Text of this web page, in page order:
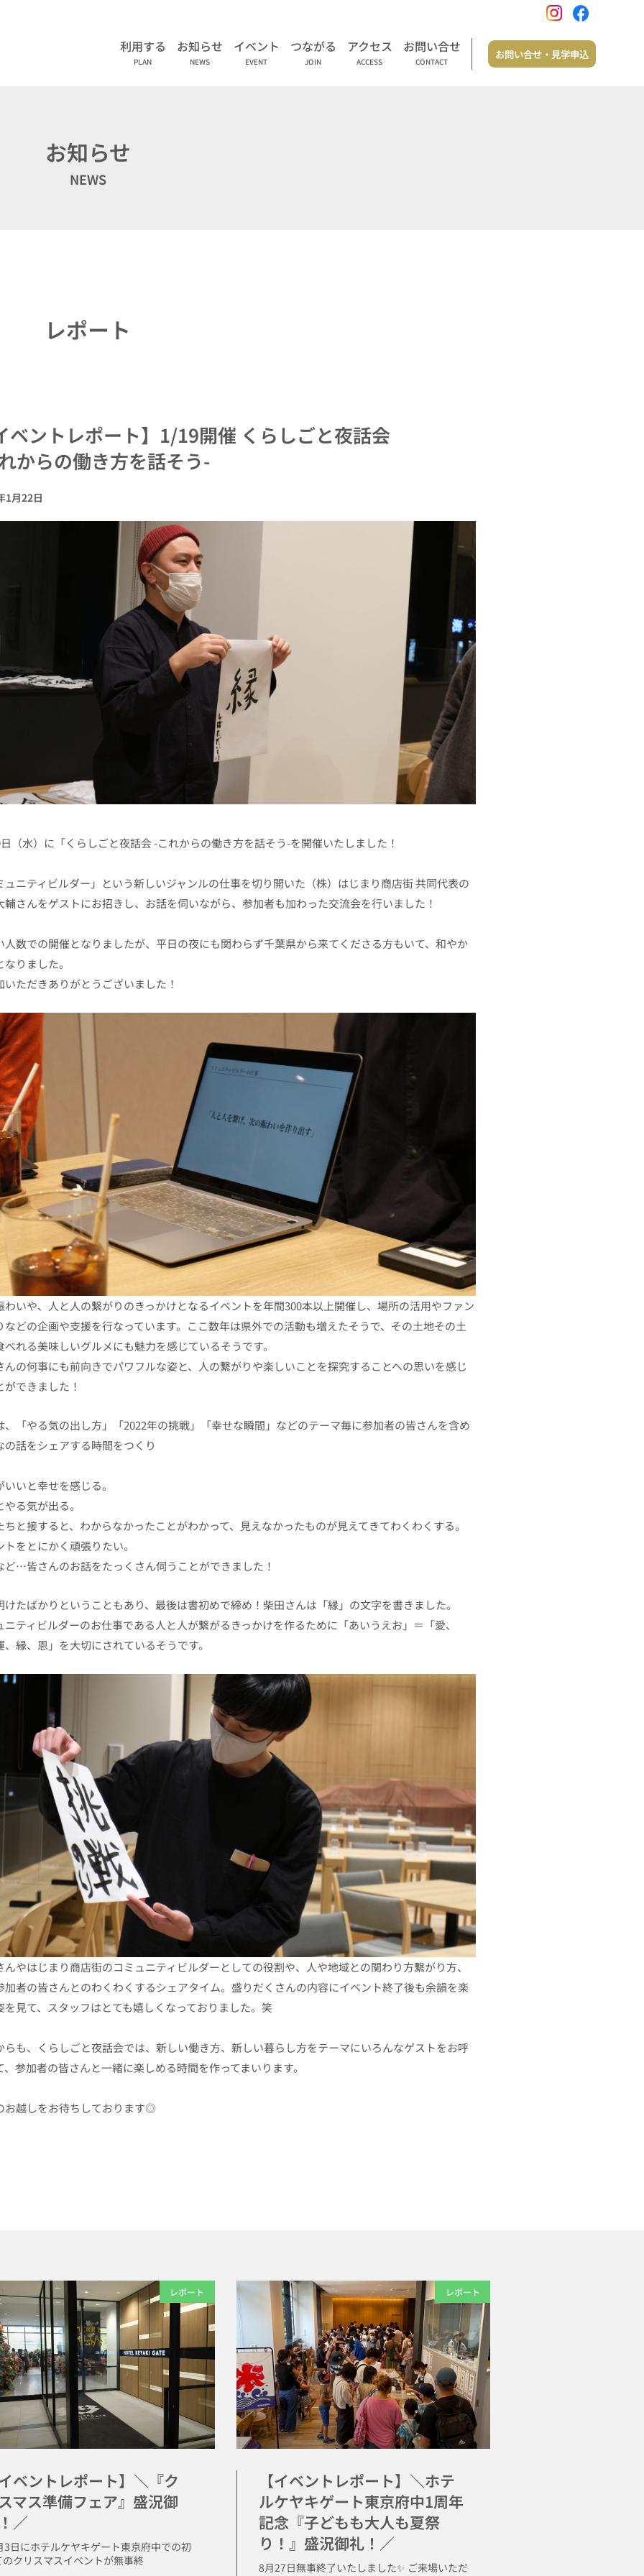
利用する
PLAN
お知らせ
NEWS
イベント
EVENT
つながる
JOIN
アクセス
ACCESS
お問い合せ
CONTACT
お問い合せ・見学申込
お知らせ
NEWS
レポート
ベントレポート】1/19開催 くらしごと夜話会
からの働き方を話そう-
1月22日
（水）に「くらしごと夜話会 -これからの働き方を話そう-を開催いたしました！
ュニティビルダー」という新しいジャンルの仕事を切り開いた（株）はじまり商店街 共同代表の
輔さんをゲストにお招きし、お話を伺いながら、参加者も加わった交流会を行いました！
人数での開催となりましたが、平日の夜にも関わらず千葉県から来てくださる方もいて、和やか
りました。
いただきありがとうございました！
わいや、人と人の繋がりのきっかけとなるイベントを年間300本以上開催し、場所の活用やファン
などの企画や支援を行なっています。ここ数年は県外での活動も増えたそうで、その土地その土
べれる美味しいグルメにも魅力を感じているそうです。
んの何事にも前向きでパワフルな姿と、人の繋がりや楽しいことを探究することへの思いを感じ
ができました！
、「やる気の出し方」「2022年の挑戦」「幸せな瞬間」などのテーマ毎に参加者の皆さんを含め
の話をシェアする時間をつくり
いいと幸せを感じる。
やる気が出る。
ちと接すると、わからなかったことがわかって、見えなかったものが見えてきてわくわくする。
トをとにかく頑張りたい。
ど…皆さんのお話をたっくさん伺うことができました！
けたばかりということもあり、最後は書初めで締め！柴田さんは「縁」の文字を書きました。
ニティビルダーのお仕事である人と人が繋がるきっかけを作るために「あいうえお」＝「愛、
、縁、恩」を大切にされているそうです。
んやはじまり商店街のコミュニティビルダーとしての役割や、人や地域との関わり方繋がり方、
加者の皆さんとのわくわくするシェアタイム。盛りだくさんの内容にイベント終了後も余韻を楽
を見て、スタッフはとても嬉しくなっておりました。笑
らも、くらしごと夜話会では、新しい働き方、新しい暮らし方をテーマにいろんなゲストをお呼
、参加者の皆さんと一緒に楽しめる時間を作ってまいります。
お越しをお待ちしております◎
レポート
ベントレポート】＼『ク
マス準備フェア』盛況御
／
3日にホテルケヤキゲート東京府中での初
のクリスマスイベントが無事終
レポート
【イベントレポート】＼ホテ
ルケヤキゲート東京府中1周年
記念『子どもも大人も夏祭
り！』盛況御礼！／
8月27日無事終了いたしました✨ ご来場いただ